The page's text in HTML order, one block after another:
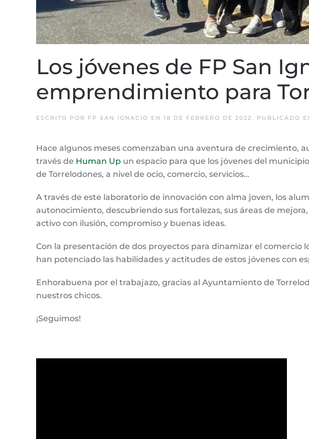
Los jóvenes de FP San
emprendimiento para
ESCRITO POR FP SAN IGNACIO EN 18 DE FEBRERO DE 2022. PUBLICADO
Hace algunos meses comenzaban una aventura de crecimiento,
través de Human Up un espacio para que los jóvenes del
de Torrelodones, a nivel de ocio, comercio, servicios…
A través de este laboratorio de innovación con alma joven, los
autonocimiento, descubriendo sus fortalezas, sus áreas de
activo con ilusión, compromiso y buenas ideas.
Con la presentación de dos proyectos para dinamizar el
han potenciado las habilidades y actitudes de estos jóvenes con
Enhorabuena por el trabajazo, gracias al Ayuntamiento de
nuestros chicos.
¡Seguimos!